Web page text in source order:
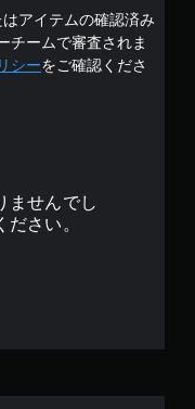
2
.
アイテムの確認済み
チームで審査されま
シーをご確認くださ
ませんでし
さい。